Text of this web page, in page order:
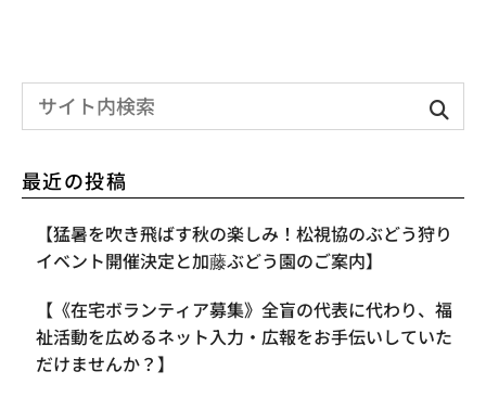
最近の投稿
【​猛暑を吹き飛ばす秋の楽しみ！松視協のぶどう狩り
イベント開催決定と加藤ぶどう園のご案内】
【《在宅ボランティア募集》全盲の代表に代わり、福
祉活動を広めるネット入力・広報をお手伝いしていた
だけませんか？】